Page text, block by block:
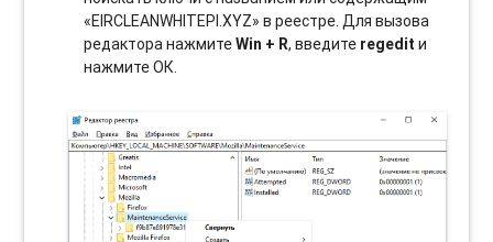
«EIRCLEANWHITEPI.XYZ» в реестре. Для вызова
редактора нажмитеWin + R, введите regedit и
нажмите ОК.